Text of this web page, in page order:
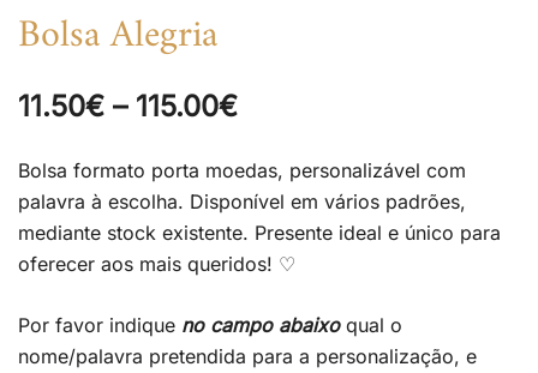
Bolsa Alegria
11.50€ – 115.00€Price
11.50€
through
Bolsa formato porta moedas, personalizável com
palavra à escolha. Disponível em vários padrões,
mediante stock existente. Presente ideal e único para
oferecer aos mais queridos! ♡
Por favor indique no campo abaixoqual o
nome/palavra pretendida para a personalização, e